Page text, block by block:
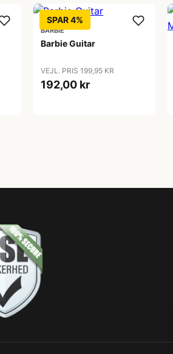
SPAR 4%
BARBIE
Barbie Guitar
VEJL. PRIS 199,95 KR
192,00 kr